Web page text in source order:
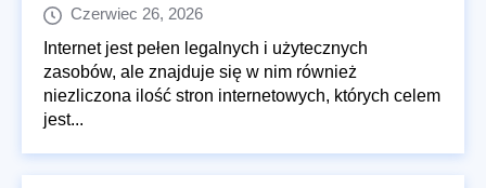
Czerwiec 26, 2026
Internet jest pełen legalnych i użytecznych
zasobów, ale znajduje się w nim również
niezliczona ilość stron internetowych, których celem
jest...